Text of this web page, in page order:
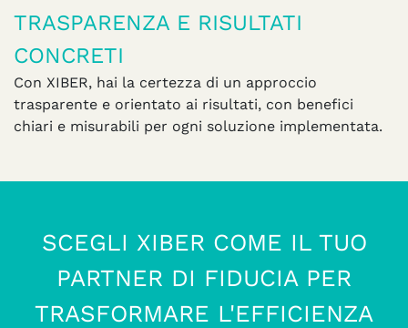
TRASPARENZA E RISULTATI
CONCRETI
Con XIBER, hai la certezza di un approccio
trasparente e orientato ai risultati, con benefici
chiari e misurabili per ogni soluzione implementata.
SCEGLI XIBER COME IL TUO
PARTNER DI FIDUCIA PER
TRASFORMARE L'EFFICIENZA